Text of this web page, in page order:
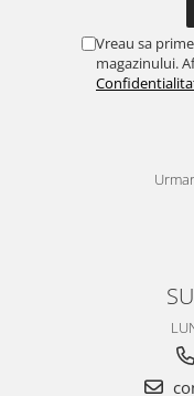
Vreau sa
magazinului.